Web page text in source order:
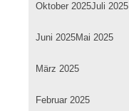
Oktober 2025Juli 2025
Juni 2025Mai 2025
März 2025
Februar 2025